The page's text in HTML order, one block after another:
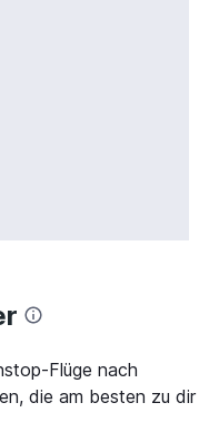
Flüge nach
die am besten zu dir